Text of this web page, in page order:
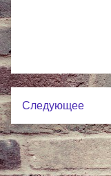
Следующее